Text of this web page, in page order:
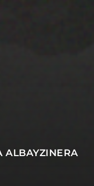
ALBAYZINERA